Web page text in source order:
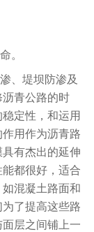
。
、堤坝防渗及
青公路的时
定性，和运用
用作为沥青路
有杰出的延伸
都很好，适合
混凝土路面和
为了提高这些路
层之间铺上一